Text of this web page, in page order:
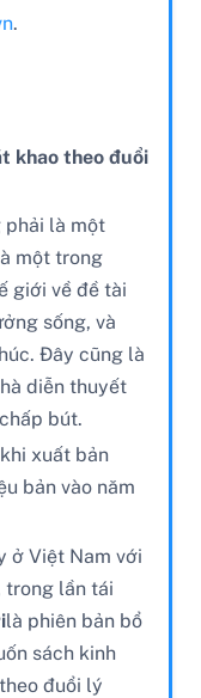
.
khao theo đuổi
phải là một
một trong
giới về đề tài
sống, và
Đây cũng là
diễn thuyết
bút.
xuất bản
bản vào năm
ở Việt Nam với
trong lần tái
là phiên bản bổ
sách kinh
đuổi lý